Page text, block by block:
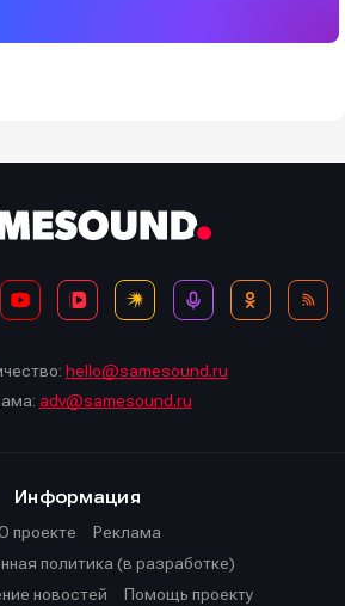
hello@samesound.ru
adv@samesound.ru
Информация
проекте
Реклама
политика (в разработке)
новостей
Помощь проекту